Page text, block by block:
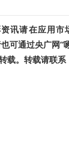
讯请在应用市
可通过央广网“
载。转载请联